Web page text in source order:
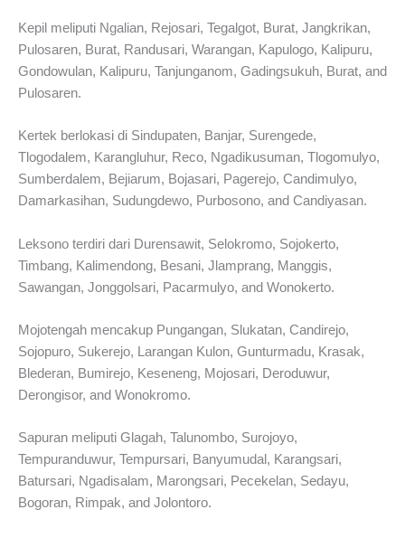
Kepil meliputi Ngalian, Rejosari, Tegalgot, Burat, Jangkrikan,
Pulosaren, Burat, Randusari, Warangan, Kapulogo, Kalipuru,
Gondowulan, Kalipuru, Tanjunganom, Gadingsukuh, Burat, and
Pulosaren.
Kertek berlokasi di Sindupaten, Banjar, Surengede,
Tlogodalem, Karangluhur, Reco, Ngadikusuman, Tlogomulyo,
Sumberdalem, Bejiarum, Bojasari, Pagerejo, Candimulyo,
Damarkasihan, Sudungdewo, Purbosono, and Candiyasan.
Leksono terdiri dari Durensawit, Selokromo, Sojokerto,
Timbang, Kalimendong, Besani, Jlamprang, Manggis,
Sawangan, Jonggolsari, Pacarmulyo, and Wonokerto.
Mojotengah mencakup Pungangan, Slukatan, Candirejo,
Sojopuro, Sukerejo, Larangan Kulon, Gunturmadu, Krasak,
Blederan, Bumirejo, Keseneng, Mojosari, Deroduwur,
Derongisor, and Wonokromo.
Sapuran meliputi Glagah, Talunombo, Surojoyo,
Tempuranduwur, Tempursari, Banyumudal, Karangsari,
Batursari, Ngadisalam, Marongsari, Pecekelan, Sedayu,
Bogoran, Rimpak, and Jolontoro.